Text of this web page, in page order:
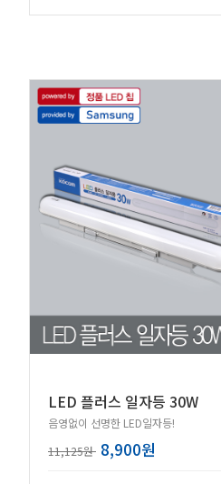
LED 플러스 일자등 30W
음영없이 선명한 LED일자등!
11,125원 8,900원